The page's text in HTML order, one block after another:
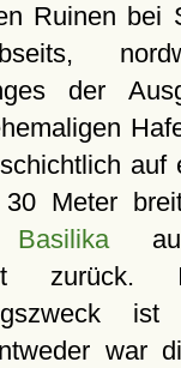
Ruinen bei
der
auf
Meter
Basilika
zurück.
war